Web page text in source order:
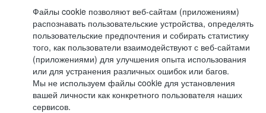
Файлы cookie позволяют веб-сайтам (приложениям)
распознавать пользовательские устройства, определять
пользовательские предпочтения и собирать статистику
того, как пользователи взаимодействуют с веб-сайтами
(приложениями) для улучшения опыта использования
или для устранения различных ошибок или багов.
Мы не используем файлы cookie для установления
вашей личности как конкретного пользователя наших
сервисов.